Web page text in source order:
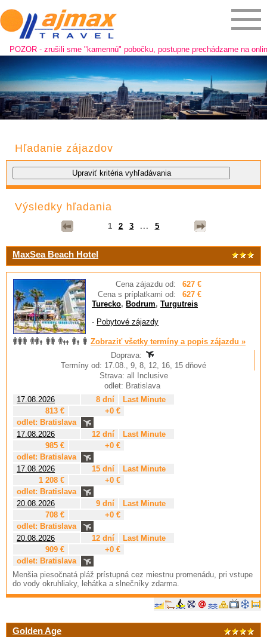
- zrušili sme "kamennú" pobočku, postupne prechádzame na online
Hľadanie zájazdov
Výsledky hľadania
1 2 3 ... 5
MaxSea Beach Hotel
Cena zájazdu od:
627 €
Cena s príplatkami od:
627 €
Turecko, Bodrum, Turgutreis
- Pobytové zájazdy
Zobraziť všetky termíny a popis zájazdu »
Doprava:
Termíny od: 17.08., 9, 8, 12, 16, 15 dňové
Strava: all Inclusive
odlet: Bratislava
17.08.2026
8 dní
Last Minute
813 €
+0 €
odlet: Bratislava
17.08.2026
12 dní
Last Minute
985 €
+0 €
odlet: Bratislava
17.08.2026
15 dní
Last Minute
1 208 €
+0 €
odlet: Bratislava
20.08.2026
9 dní
Last Minute
708 €
+0 €
odlet: Bratislava
20.08.2026
12 dní
Last Minute
909 €
+0 €
odlet: Bratislava
Menšia piesočnatá pláž prístupná cez miestnu promenádu, pri vstupe
do vody okruhliaky, lehátka a slnečníky zdarma.
Golden Age